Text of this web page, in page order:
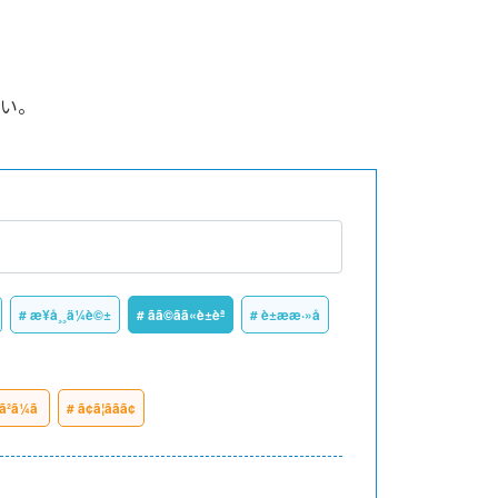
。
# æ¥å¸¸ä¼è©± # ãã©ãã«è±èª # è±ææ·»å
# ã¢ã¦ããã¢